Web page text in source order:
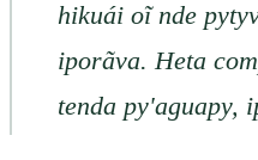
hikuái oĩ nde
iporãva. Heta
tenda py'aguapy,